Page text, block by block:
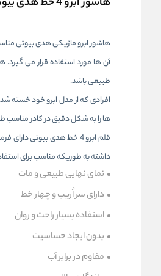
آن ها مورد استفاده قرار می گیرد.
طبیعی باشد.
افرادی که از مدل ابرو خود خسته
ها را به شکل دقیق در کادر مناسب
قلم ابرو 4 خط هدی بیوتی
داشته به طوریکه مناسب برای
نمای نهایی طبیعی و مات
دارای سر اُریب و چهار خط
استفاده بسیار راحت و روان
بدون ایجاد حساسیت
مقاوم در برابر آب